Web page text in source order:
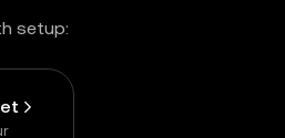
setup: